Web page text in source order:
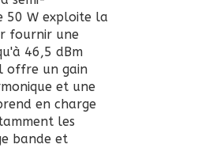
50 W exploite la
fournir une
46,5 dBm
offre un gain
et une
en charge
les
bande et